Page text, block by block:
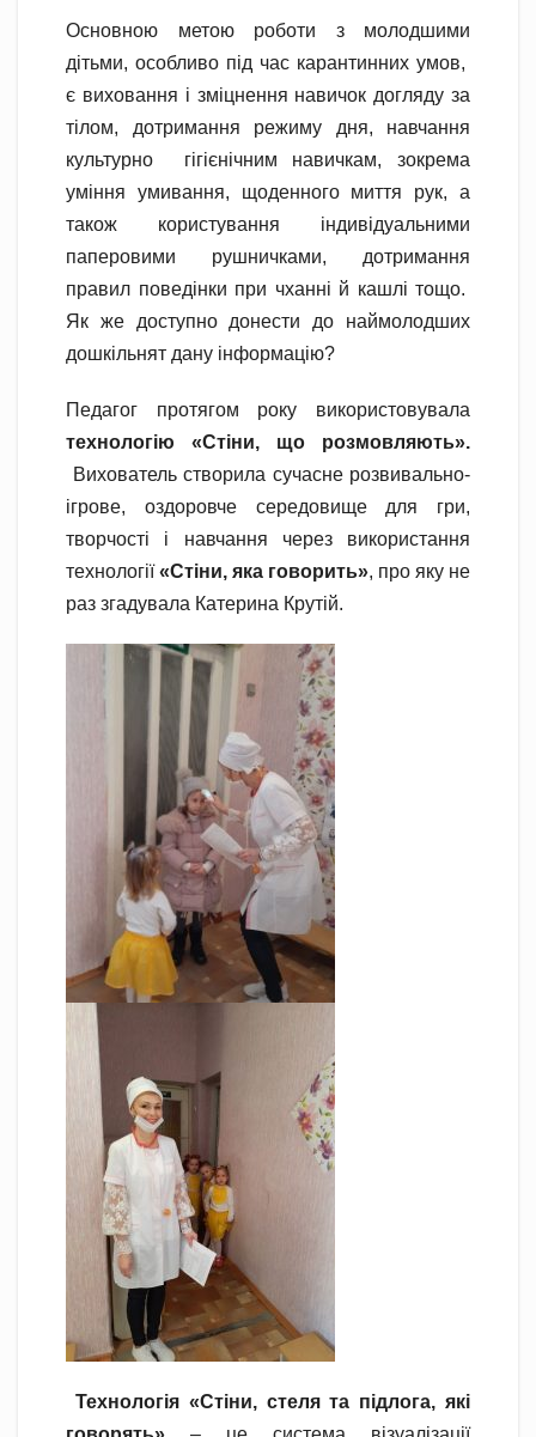
Основною метою роботи з молодшими
дітьми, особливо під час карантинних умов,
є виховання і зміцнення навичок догляду за
тілом, дотримання режиму дня, навчання
культурно гігієнічним навичкам, зокрема
уміння умивання, щоденного миття рук, а
також користування індивідуальними
паперовими рушничками, дотримання
правил поведінки при чханні й кашлі тощо.
Як же доступно донести до наймолодших
дошкільнят дану інформацію?
Педагог протягом року використовувала
технологію «Стіни, що розмовляють».
Вихователь створила сучасне розвивально-
ігрове, оздоровче середовище для гри,
творчості і навчання через використання
технології«Стіни, яка говорить», про яку не
раз згадувала Катерина Крутій.
Технологія «Стіни, стеля та підлога, які